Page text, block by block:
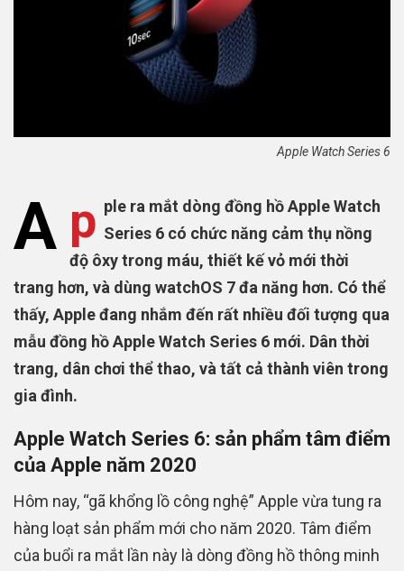
Apple Watch Series 6
A p ple ra mắt dòng đồng hồ Apple Watch
Series 6 có chức năng cảm thụ nồng
độ ôxy trong máu, thiết kế vỏ mới thời
trang hơn, và dùng watchOS 7 đa năng hơn. Có thể
thấy, Apple đang nhắm đến rất nhiều đối tượng qua
mẫu đồng hồ Apple Watch Series 6 mới. Dân thời
trang, dân chơi thể thao, và tất cả thành viên trong
gia đình.
Apple Watch Series 6: sản phẩm tâm điểm
của Apple năm 2020
Hôm nay, “gã khổng lồ công nghệ” Apple vừa tung ra
hàng loạt sản phẩm mới cho năm 2020. Tâm điểm
của buổi ra mắt lần này là dòng đồng hồ thông minh